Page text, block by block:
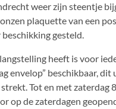
weer zijn steentje
plaquette van een
gesteld.
heeft is voor
envelop” beschikbaar, dit
Tot en met zaterdag
op de zaterdagen